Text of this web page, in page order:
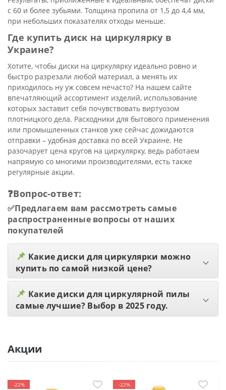
с 60 и более зубьями. Толщина пропила от 1,5 до 4,4 мм,
при небольших показателях отходы меньше.
Где купить диск на циркулярку в
Украине?
Хотите, чтобы диски на циркулярку идеально ровно и
быстро разрезали любой материал, а менять их
приходилось ну уж совсем нечасто? На нашем сайте
впечатляющий ассортимент изделий, использование
которых заставит себя почувствовать виртуозом
плотницкого дела. Расходники для бытового применения
или промышленных станков уже сейчас дожидаются
отправки – удобная доставка по всей Украине. Не
разочарует цена кругов на циркулярку, ведь работаем
напрямую со многими производителями, есть также
регулярные акции.
❓Вопрос-ответ:
✅Предлагаем вам рассмотреть самые
распространенные вопросы от наших
покупателей
📌 Какие диски для циркулярки можно
купить по самой низкой цене?
📌 Какие диски для циркулярной пилы
самые лучшие? Выбор в 2025 году.
Акции
-22%
-22%